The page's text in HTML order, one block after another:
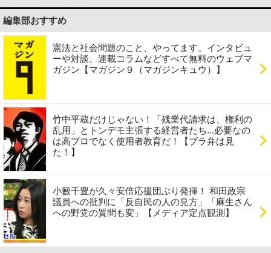
編集部おすすめ
憲法と社会問題のこと、やってます。インタビュ
ーや対談、連載コラムなどすべて無料のウェブマ
ガジン【マガジン９（マガジンキュウ）】
竹中平蔵だけじゃない！「残業代請求は、権利の
乱用」とトンデモ主張する経営者たち...必要なの
は高プロでなく使用者教育だ！【ブラ弁は見
た！】
小籔千豊が久々安倍応援団ぶり発揮！ 和田政宗
議員への批判に「反自民の人の見方」「麻生さん
への野党の質問も変」【メディア定点観測】